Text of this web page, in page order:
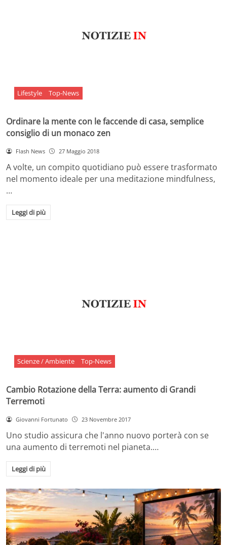
Lifestyle Top-News
Ordinare la mente con le faccende di casa, semplice
consiglio di un monaco zen
Flash News 27 Maggio 2018
A volte, un compito quotidiano può essere trasformato
nel momento ideale per una meditazione mindfulness,
…
Leggi di più
Scienze / Ambiente Top-News
Cambio Rotazione della Terra: aumento di Grandi
Terremoti
Giovanni Fortunato 23 Novembre 2017
Uno studio assicura che l'anno nuovo porterà con se
una aumento di terremoti nel pianeta.…
Leggi di più